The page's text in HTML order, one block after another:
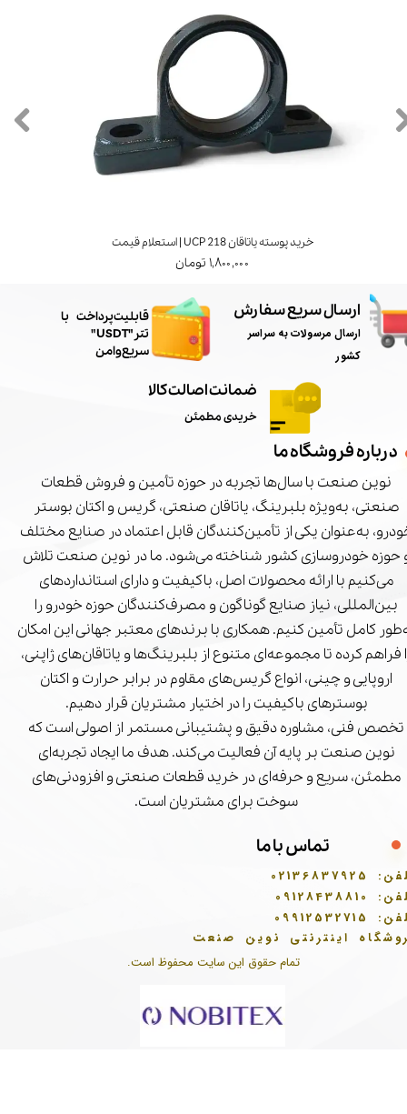
خرید پوسته یاتاقان UCP 218 | استعلام قیمت
۱,۸۰۰,۰۰۰ تومان
تمام حقوق این سایت محفوظ است.
ارسال سریع سفارش
ارسال مرسولات به سراسر
کشور
ضمانت اصالت کالا
خریدی مطمئن
درباره فروشگاه ما
نوین صنعت با سال‌ها تجربه در حوزه تأمین و فروش قطعات
صنعتی، به‌ویژه بلبرینگ، یاتاقان صنعتی، گریس و اکتان بوستر
به‌عنوان یکی از تأمین‌کنندگان قابل اعتماد در صنایع مختلف
حوزه خودروسازی کشور شناخته می‌شود. ما در نوین صنعت تلاش
می‌کنیم با ارائه محصولات اصل، باکیفیت و دارای استانداردهای
بین‌المللی، نیاز صنایع گوناگون و مصرف‌کنندگان حوزه خودرو را
کامل تأمین کنیم. همکاری با برندهای معتبر جهانی این امکان
فراهم کرده تا مجموعه‌ای متنوع از بلبرینگ‌ها و یاتاقان‌های ژاپنی،
اروپایی و چینی، انواع گریس‌های مقاوم در برابر حرارت و اکتان
بوسترهای باکیفیت را در اختیار مشتریان قرار دهیم.
تخصص فنی، مشاوره دقیق و پشتیبانی مستمر از اصولی است که
نوین صنعت بر پایه آن فعالیت می‌کند. هدف ما ایجاد تجربه‌ای
مطمئن، سریع و حرفه‌ای در خرید قطعات صنعتی و افزودنی‌های
سوخت برای مشتریان است.
تماس با ما
02136837925
09128438810
09912532715
اینترنتی نوین صنعت
​قابلیت پرداخت با
تتر"USDT"
سریع و امن